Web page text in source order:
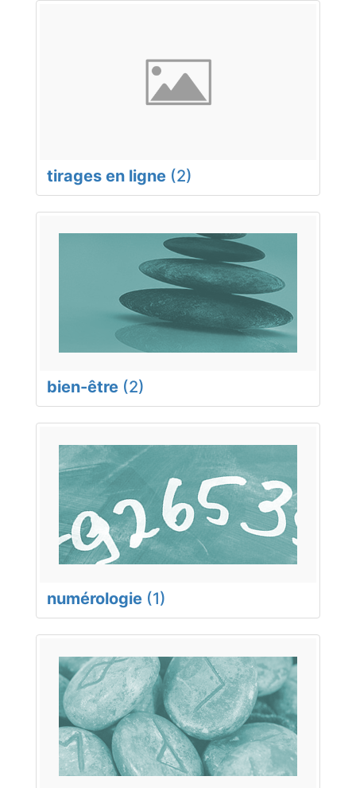
tirages en ligne (2)
bien-être (2)
numérologie (1)